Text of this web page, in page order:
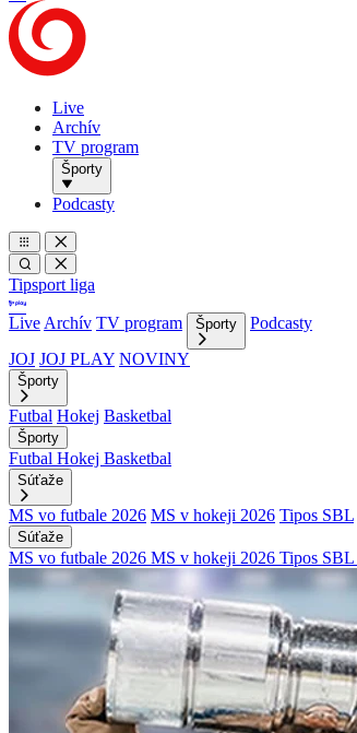
Live
Archív
TV program
Športy
Podcasty
Tipsport liga
Live Archív TV program Športy
Podcasty
JOJ JOJ PLAY NOVINY
Športy
Futbal Hokej Basketbal
Športy
Futbal Hokej Basketbal
Súťaže
MS vo futbale 2026 MS v hokeji 2026 Tipos SBL
Súťaže
MS vo futbale 2026 MS v hokeji 2026 Tipos SBL